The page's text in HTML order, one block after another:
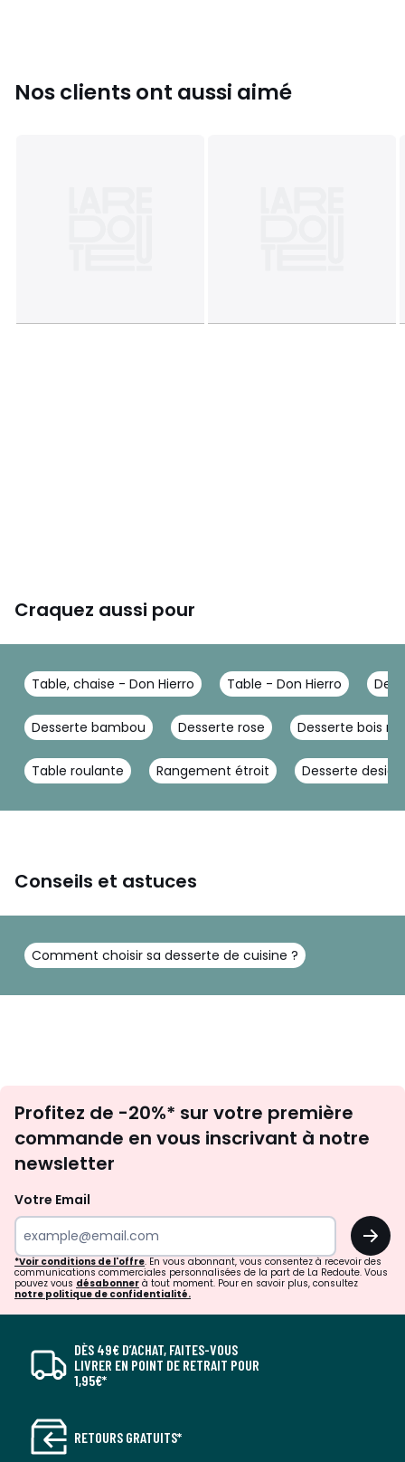
Nos clients ont aussi aimé
Craquez aussi pour
Table, chaise - Don Hierro Table - Don Hierro
Desserte bambou Desserte rose Desserte bois
Table roulante Rangement étroit Desserte design
Conseils et astuces
Comment choisir sa desserte de cuisine ?
newsletter
Profitez de -20%* sur votre première
commande en vous inscrivant à notre
newsletter
Votre Email
OK
*Voir conditions de l'offre. En vous abonnant, vous consentez à recevoir des
communications commerciales personnalisées de la part de La Redoute. Vous
pouvez vous désabonner à tout moment. Pour en savoir plus, consultez
notre politique de confidentialité.
DÈS 49€ D’ACHAT, FAITES-VOUS
LIVRER EN POINT DE RETRAIT POUR
1,95€*
RETOURS GRATUITS*